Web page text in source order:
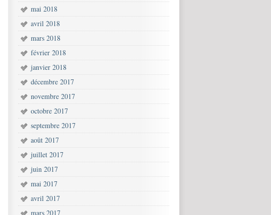
mai 2018
avril 2018
mars 2018
février 2018
janvier 2018
décembre 2017
novembre 2017
octobre 2017
septembre 2017
août 2017
juillet 2017
juin 2017
mai 2017
avril 2017
mars 2017